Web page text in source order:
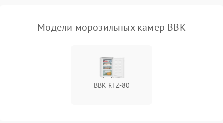
Модели морозильных камер BBK
BBK RFZ-80